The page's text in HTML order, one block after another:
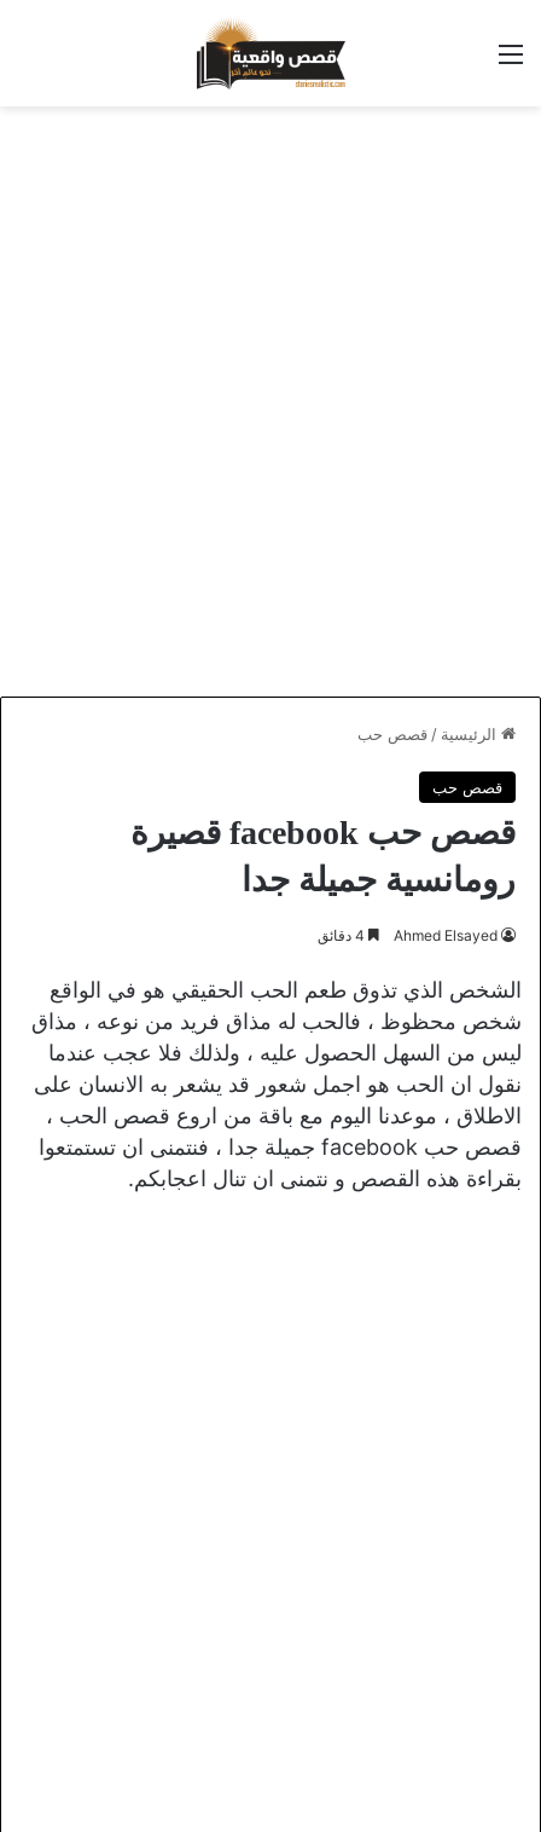
القائمة
الرئيسية / قصص حب
قصص حب
قصص حب facebook قصيرة
رومانسية جميلة جدا
Ahmed Elsayed
الشخص الذي تذوق طعم الحب الحقيقي هو في الواقع
شخص محظوظ ، فالحب له مذاق فريد من نوعه ، مذاق
ليس من السهل الحصول عليه ، ولذلك فلا عجب عندما
نقول ان الحب هو اجمل شعور قد يشعر به الانسان على
الاطلاق ، موعدنا اليوم مع باقة من اروع قصص الحب ،
قصص حب facebook جميلة جدا ، فنتمنى ان تستمتعوا
بقراءة هذه القصص و نتمنى ان تنال اعجابكم.